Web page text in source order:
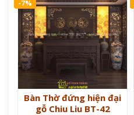
-7%
Bàn Thờ đứng hiện đại
gỗ Chiu Liu BT-42